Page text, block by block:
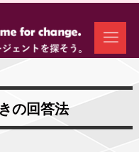
の回答法